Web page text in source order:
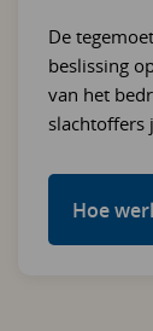
De
beslissing
van het
slachtoffers
Hoe